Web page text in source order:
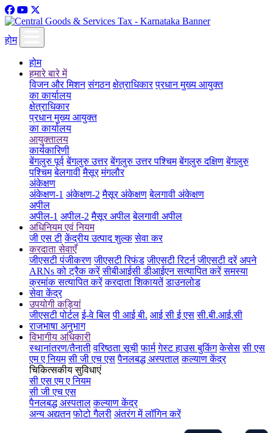
होम
होम
हमारे बारे में
विजन और मिशन संगठन क्षेत्राधिकार प्रधान मुख्य आयुक्त
का कार्यालय
क्षेत्राधिकार
प्रधान मुख्य आयुक्त
का कार्यालय
आयुक्तालय
कार्यकारिणी
बेंगलुरु पूर्व बेंगलुरु उत्तर बेंगलुरु उत्तर पश्चिम बेंगलुरु दक्षिण बेंगलुरु
पश्चिम बेलगावी मैसूर मंगलौर
अंकेक्षण
अंकेक्षण-1 अंकेक्षण-2 मैसूर अंकेक्षण बेलगावी अंकेक्षण
अपील
अपील-1 अपील-2 मैसूर अपील बेलगावी अपील
अधिनियम एवं नियम
जी एस टी केंद्रीय उत्पाद शुल्क सेवा कर
करदाता सेवाएँ
जीएसटी पंजीकरण जीएसटी रिफंड जीएसटी रिटर्न जीएसटी दरें अपने
ARNs को ट्रैक करें सीबीआईसी डीआईएन सत्यापित करें समस्या
क्रमांक सत्यापित करें करदाता शिकायतें डाउनलोड
सेवा केंद्र
उपयोगी कड़ियां
जीएसटी पोर्टल ई-वे बिल पी आई बी. आई सी ई एस सी.बी.आई.सी
राजभाषा अनुभाग
विभागीय अधिकारी
स्थानांतरण/तैनाती वरिष्ठता सूची फार्म गेस्ट हाउस बुकिंग केसेस सी एस
एम ए नियम सी जी एच एस पैनलबद्ध अस्पताल कल्याण केंद्र
चिकित्सकीय सुविधाएं
सी एस एम ए नियम
सी जी एच एस
पैनलबद्ध अस्पताल कल्याण केंद्र
अन्य अद्यतन फोटो गैलरी अंतरंग में लॉगिन करें